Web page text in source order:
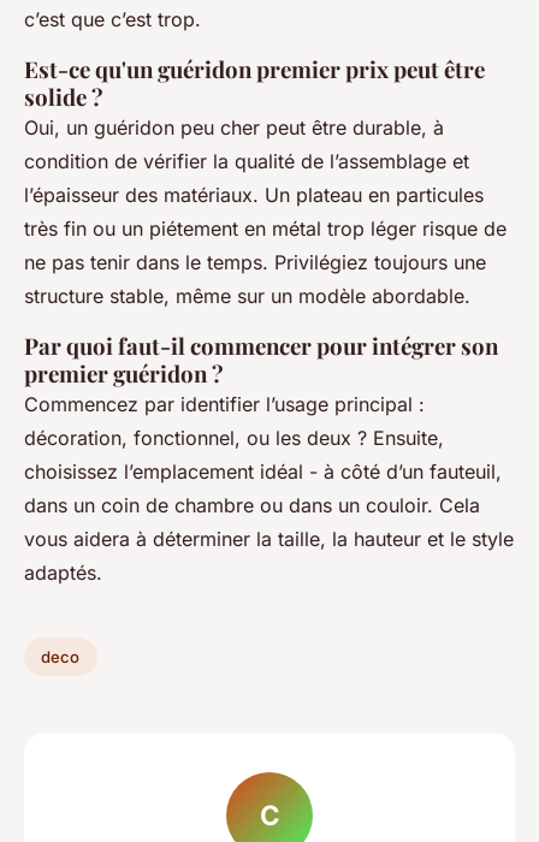
c’est que c’est trop.
Est-ce qu'un guéridon premier prix peut être
solide ?
Oui, un guéridon peu cher peut être durable, à
condition de vérifier la qualité de l’assemblage et
l’épaisseur des matériaux. Un plateau en particules
très fin ou un piétement en métal trop léger risque de
ne pas tenir dans le temps. Privilégiez toujours une
structure stable, même sur un modèle abordable.
Par quoi faut-il commencer pour intégrer son
premier guéridon ?
Commencez par identifier l’usage principal :
décoration, fonctionnel, ou les deux ? Ensuite,
choisissez l’emplacement idéal - à côté d’un fauteuil,
dans un coin de chambre ou dans un couloir. Cela
vous aidera à déterminer la taille, la hauteur et le style
adaptés.
deco
C